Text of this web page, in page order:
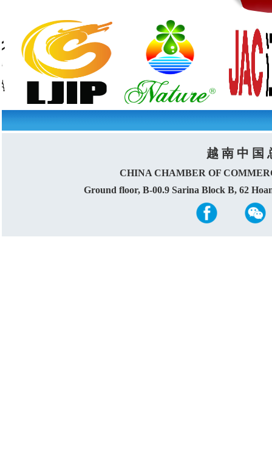
越 南 中 国
CHINA CHAMBER OF
Ground floor, B-00.9 Sarina Block B, 62